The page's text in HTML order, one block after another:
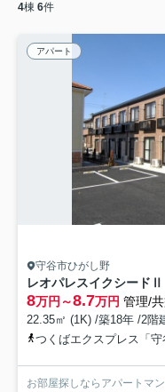
4棟 6件
アパート
守谷市ひがし野
レオパレスイクシードⅡ
8万円～8.7万円 管理/
22.35㎡ (1K) /築18年 /2階
つくばエクスプレス「
お部屋探しならアパートマ